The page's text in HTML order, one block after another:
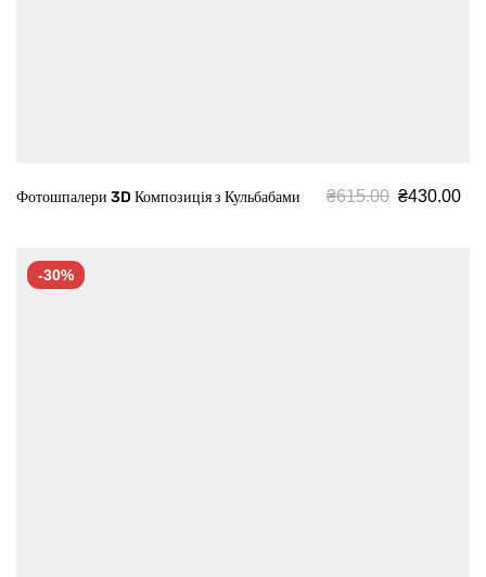
Фотошпалери 3D Композиція з Кульбабами ₴615.00 ₴430.00
-30%